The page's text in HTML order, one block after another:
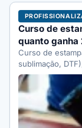
Curso de
quanto ganha
Curso de
sublimação,
quanto…